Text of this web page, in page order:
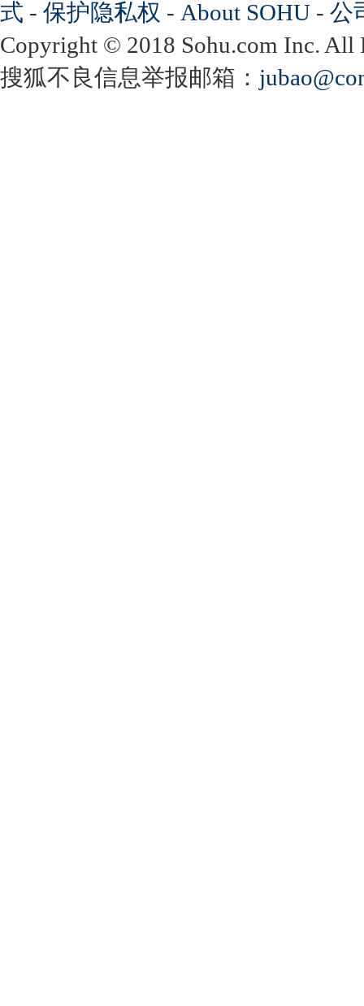
式 - 保护隐私权 - About SOHU - 公
Copyright © 2018 Sohu.com Inc.
搜狐不良信息举报邮箱：